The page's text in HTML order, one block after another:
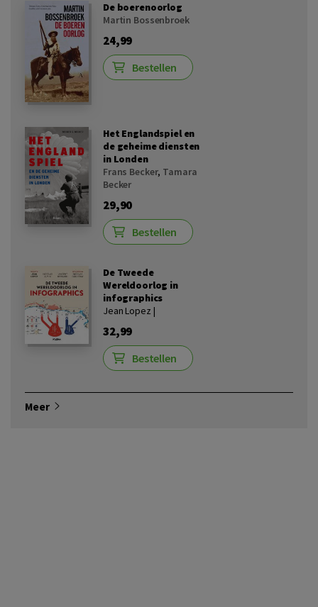
De boerenoorlog
Martin Bossenbroek
24,99
Bestellen
Het Englandspiel en
de geheime diensten
in Londen
Frans Becker, Tamara
Becker
29,90
Bestellen
De Tweede
Wereldoorlog in
infographics
Jean Lopez |
32,99
Bestellen
Meer